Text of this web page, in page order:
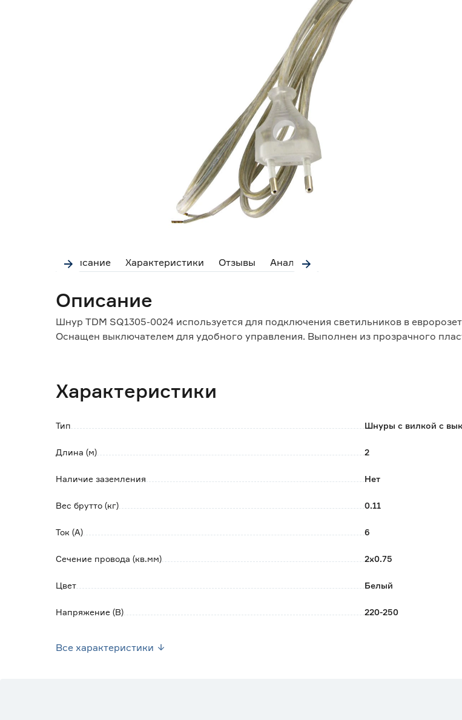
Описание Характеристики Отзывы Аналоги
Описание
Шнур TDM SQ1305-0024 используется для подключения светильников в
Оснащен выключателем для удобного управления. Выполнен из прозрачного
Характеристики
Тип Шнуры с вилкой с
Длина (м) 2
Наличие заземления Нет
Вес брутто (кг) 0.11
Ток (А) 6
Сечение провода (кв.мм) 2х0.75
Цвет Белый
Напряжение (В) 220-250
Все характеристики